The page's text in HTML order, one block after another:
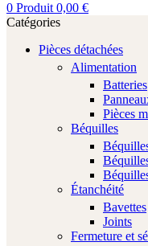
0 Produit 0,00 €
Catégories
Pièces détachées
Alimentation
Batteries
Pièces
Béquilles
Étanchéité
Bavettes
Joints
Fermeture et